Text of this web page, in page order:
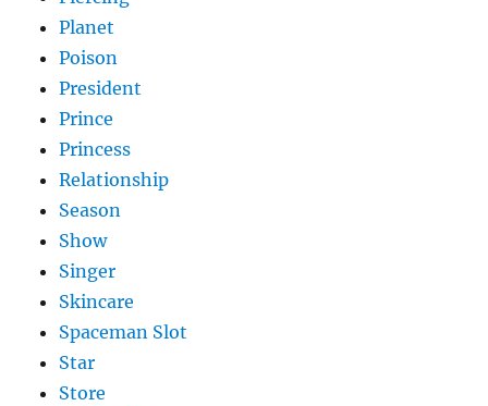
Planet
Poison
President
Prince
Princess
Relationship
Season
Show
Singer
Skincare
Spaceman Slot
Star
Store